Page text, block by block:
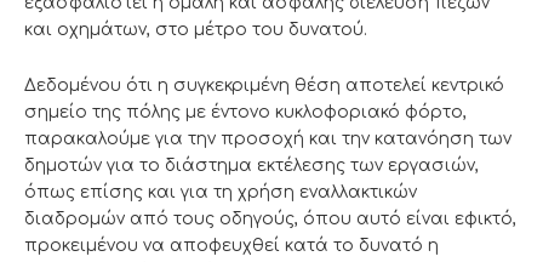
και οχημάτων, στο μέτρο του δυνατού.
Δεδομένου ότι η συγκεκριμένη θέση αποτελεί κεντρικό
σημείο της πόλης με έντονο κυκλοφοριακό φόρτο,
παρακαλούμε για την προσοχή και την κατανόηση των
δημοτών για το διάστημα εκτέλεσης των εργασιών,
όπως επίσης και για τη χρήση εναλλακτικών
διαδρομών από τους οδηγούς, όπου αυτό είναι εφικτό,
προκειμένου να αποφευχθεί κατά το δυνατό η